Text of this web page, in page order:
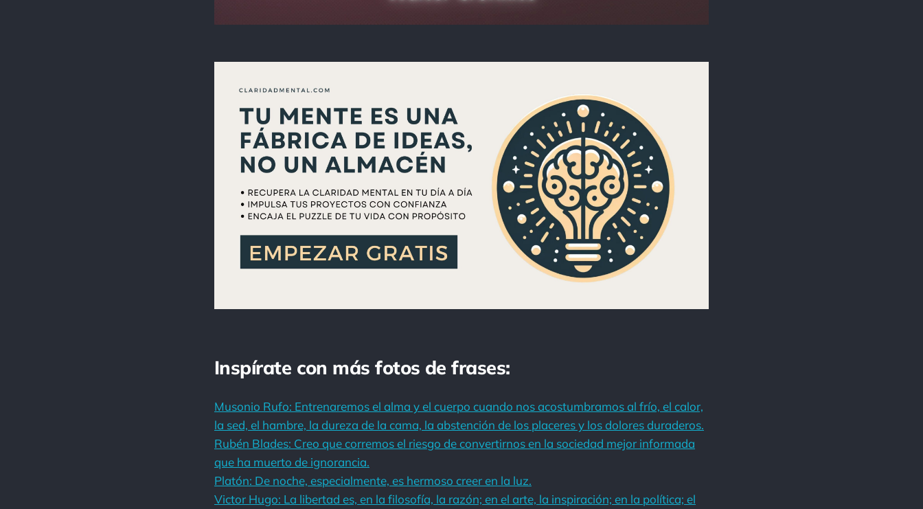
Inspírate con más fotos de frases:
Musonio Rufo: Entrenaremos el alma y el cuerpo cuando nos acostumbramos al frío, el calor,
la sed, el hambre, la dureza de la cama, la abstención de los placeres y los dolores duraderos.
Rubén Blades: Creo que corremos el riesgo de convertirnos en la sociedad mejor informada
que ha muerto de ignorancia.
Platón: De noche, especialmente, es hermoso creer en la luz.
Victor Hugo: La libertad es, en la filosofía, la razón; en el arte, la inspiración; en la política; el